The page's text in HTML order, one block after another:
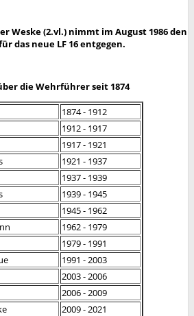
Weske (2.vl.) nimmt im August 1986 den
das neue LF 16 entgegen.
die Wehrführer seit 1874
1874 - 1912
1912 - 1917
1917 - 1921
1921 - 1937
1937 - 1939
1939 - 1945
1945 - 1962
1962 - 1979
1979 - 1991
1991 - 2003
2003 - 2006
2006 - 2009
2009 - 2021